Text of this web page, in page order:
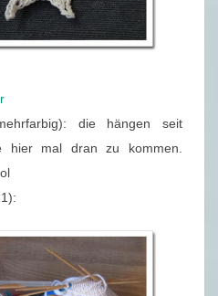
die hängen seit
hier mal dran zu kommen.